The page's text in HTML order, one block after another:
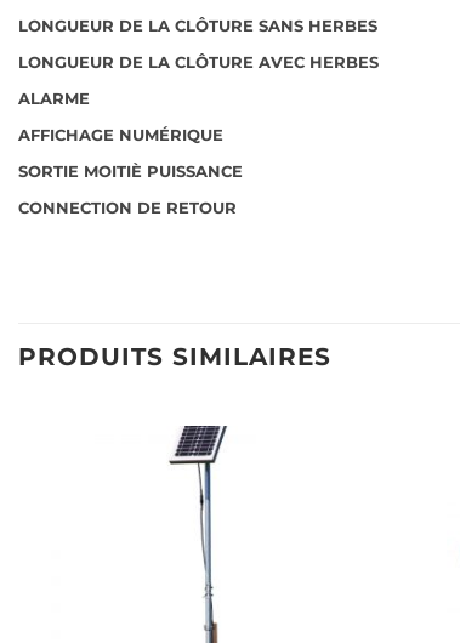
LONGUEUR DE LA CLÔTURE SANS HERBES
LONGUEUR DE LA CLÔTURE AVEC HERBES
ALARME
AFFICHAGE NUMÉRIQUE
SORTIE MOITIÈ PUISSANCE
CONNECTION DE RETOUR
PRODUITS SIMILAIRES